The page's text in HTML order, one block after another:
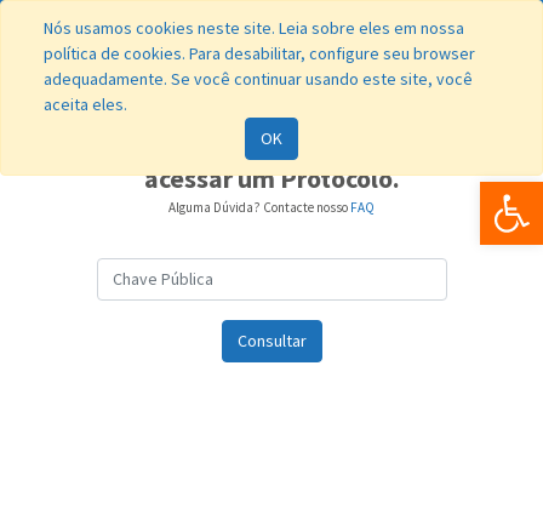
Nós usamos cookies neste site. Leia sobre eles em nossa
política de cookies. Para desabilitar, configure seu browser
adequadamente. Se você continuar usando este site, você
aceita eles.
OK
Útilize uma Chave Pública para
acessar um Protocolo.
Alguma Dúvida? Contacte nosso FAQ
Consultar